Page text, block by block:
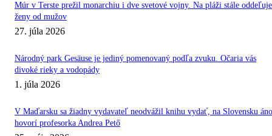
Múr v Terste prežil monarchiu i dve svetové vojny. Na pláži stále oddeľuje
ženy od mužov
27. júla 2026
Národný park Gesäuse je jediný pomenovaný podľa zvuku. Očaria vás
divoké rieky a vodopády
1. júla 2026
V Maďarsku sa žiadny vydavateľ neodvážil knihu vydať, na Slovensku
hovorí profesorka Andrea Pető